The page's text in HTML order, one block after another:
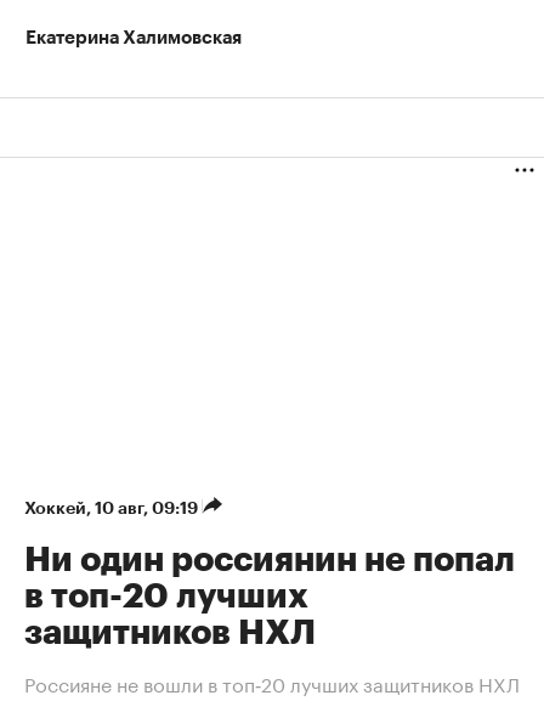
Екатерина Халимовская
Хоккей⁠, 10 авг, 09:19
Ни один россиянин не попал
в топ-20 лучших
защитников НХЛ
Россияне не вошли в топ‑20 лучших защитников НХЛ